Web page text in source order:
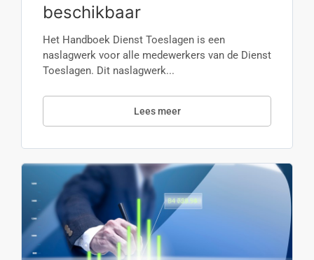
beschikbaar
Het Handboek Dienst Toeslagen is een
naslagwerk voor alle medewerkers van de Dienst
Toeslagen. Dit naslagwerk...
Lees meer